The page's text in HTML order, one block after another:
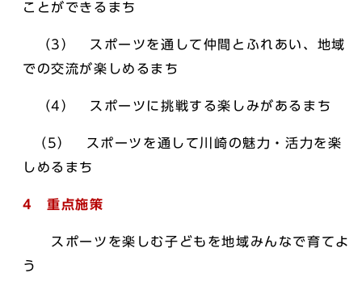
ことができるまち
（3） スポーツを通して仲間とふれあい、地域
での交流が楽しめるまち
（4） スポーツに挑戦する楽しみがあるまち
（5） スポーツを通して川崎の魅力・活力を楽
しめるまち
4 重点施策
スポーツを楽しむ子どもを地域みんなで育てよ
う